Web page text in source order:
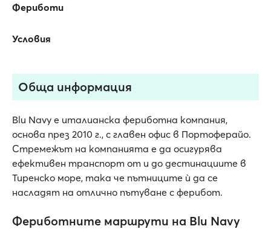
Фериботи
Условия
Обща информация
Blu Navy е италианска фериботна компания,
основа през 2010 г., с главен офис в Портоферайо.
Стремежът на компанията е да осигурява
ефективен транспорт от и до дестинациите в
Тиренско море, така че пътниците ѝ да се
насладят на отлично пътуване с ферибот.
Фериботните маршрути на Blu Navy